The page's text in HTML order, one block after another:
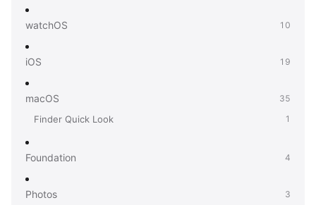
watchOS 10
iOS 19
macOS 35
Finder Quick Look 1
Foundation 4
Photos 3